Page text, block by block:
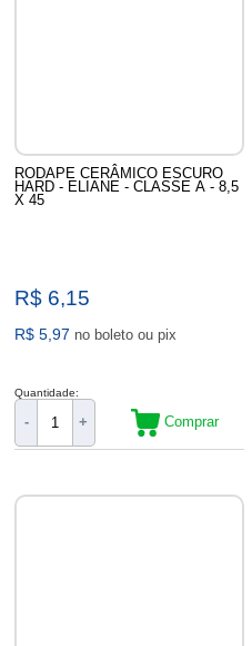
RODAPE CERÂMICO ESCURO
HARD - ELIANE - CLASSE A - 8,5
X 45
R$ 6,15
R$ 5,97 no boleto ou pix
Quantidade:
- + Comprar